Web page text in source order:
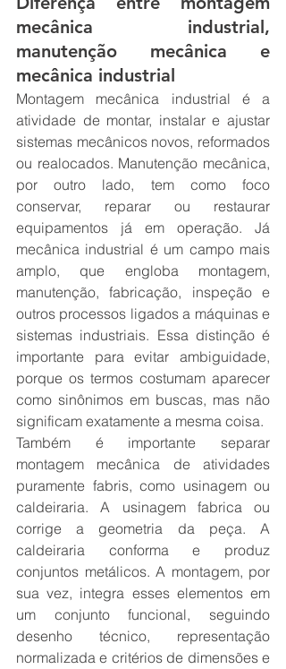
mecânica industrial,
manutenção mecânica e
mecânica industrial
Montagem mecânica industrial é a
atividade de montar, instalar e ajustar
sistemas mecânicos novos, reformados
ou realocados. Manutenção mecânica,
por outro lado, tem como foco
conservar, reparar ou restaurar
equipamentos já em operação. Já
mecânica industrial é um campo mais
amplo, que engloba montagem,
manutenção, fabricação, inspeção e
outros processos ligados a máquinas e
sistemas industriais. Essa distinção é
importante para evitar ambiguidade,
porque os termos costumam aparecer
como sinônimos em buscas, mas não
significam exatamente a mesma coisa.
Também é importante separar
montagem mecânica de atividades
puramente fabris, como usinagem ou
caldeiraria. A usinagem fabrica ou
corrige a geometria da peça. A
caldeiraria conforma e produz
conjuntos metálicos. A montagem, por
sua vez, integra esses elementos em
um conjunto funcional, seguindo
desenho técnico, representação
normalizada e critérios de dimensões e